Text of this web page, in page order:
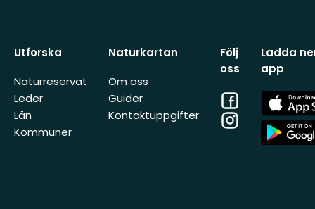
Utforska
Naturreservat
Leder
Län
Kommuner
Naturkartan
Om oss
Guider
Kontaktuppgifter
Följ
oss
Facebook
Instagram
Ladda
app
App
Store
App
Store